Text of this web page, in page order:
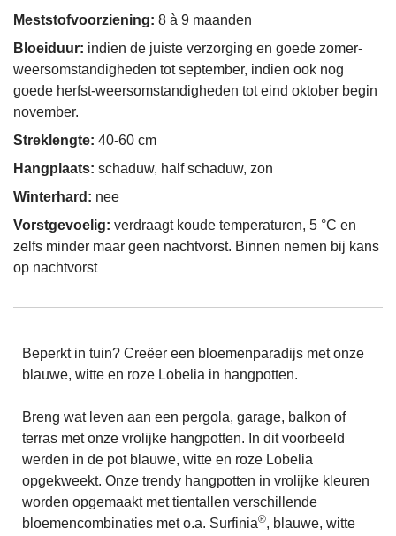
Meststofvoorziening: 8 à 9 maanden
Bloeiduur: indien de juiste verzorging en goede zomer-
weersomstandigheden tot september, indien ook nog
goede herfst-weersomstandigheden tot eind oktober begin
november.
Streklengte: 40-60 cm
Hangplaats: schaduw, half schaduw, zon
Winterhard: nee
Vorstgevoelig: verdraagt koude temperaturen, 5 °C en
zelfs minder maar geen nachtvorst. Binnen nemen bij kans
op nachtvorst
Beperkt in tuin? ​​Creëer een bloemenparadijs met onze
blauwe, witte en roze Lobelia in hangpotten.
Breng wat leven aan een pergola, garage, balkon of
terras met onze vrolijke hangpotten. In dit voorbeeld
werden in de pot blauwe, witte en roze Lobelia
opgekweekt. Onze trendy hangpotten in vrolijke kleuren
worden opgemaakt met tientallen verschillende
bloemencombinaties met o.a. Surfinia®, blauwe, witte